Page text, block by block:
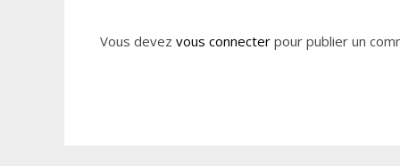
Vous devez vous connecter pour publier un